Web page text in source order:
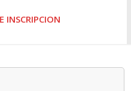
INSCRIPCION